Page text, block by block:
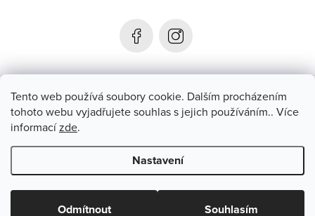
Tento web používá soubory cookie. Dalším procházením
tohoto webu vyjadřujete souhlas s jejich používáním.. Více
informacízde.
Nastavení
Odmítnout Souhlasím
Bagin.cz
Instagram
Copyright 2026Bagin.cz. Všechna práva vyhrazena.Upravit
nastavení cookies